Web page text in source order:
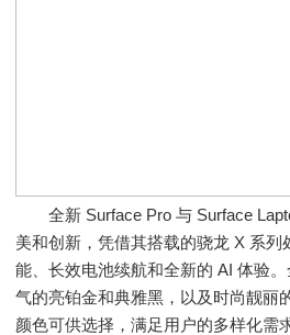
全新 Surface Pro 与 Surface
美和创新，凭借其搭载的骁龙 X 系列
能、长效电池续航和全新的 AI 体验
气的亮铂金和典雅黑，以及时尚靓丽
颜色可供选择，满足用户的多样化需求